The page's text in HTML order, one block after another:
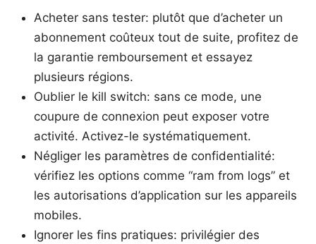
Acheter sans tester: plutôt que d’acheter un
abonnement coûteux tout de suite, profitez de
la garantie remboursement et essayez
plusieurs régions.
Oublier le kill switch: sans ce mode, une
coupure de connexion peut exposer votre
activité. Activez-le systématiquement.
Négliger les paramètres de confidentialité:
vérifiez les options comme “ram from logs” et
les autorisations d’application sur les appareils
mobiles.
Ignorer les fins pratiques: privilégier des